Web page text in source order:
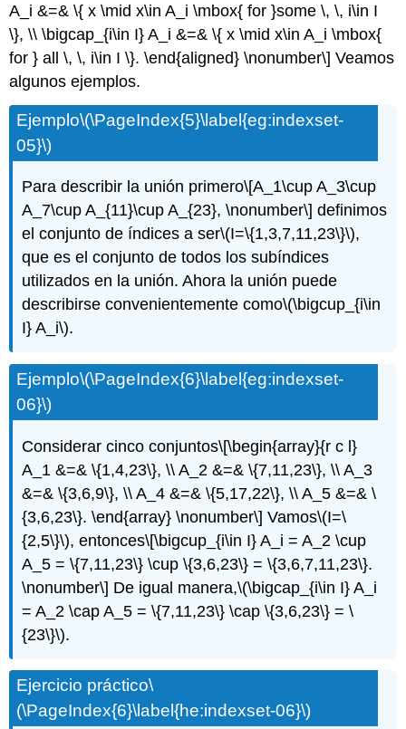
A_i &=& \{ x \mid x\in A_i \mbox{ for }some \, \, i\in I
\}, \\ \bigcap_{i\in I} A_i &=& \{ x \mid x\in A_i \mbox{
for } all \, \, i\in I \}. \end{aligned} \nonumber\] Veamos
algunos ejemplos.
Ejemplo\(\PageIndex{5}\label{eg:indexset-
05}\)
Para describir la unión primero\[A_1\cup A_3\cup
A_7\cup A_{11}\cup A_{23}, \nonumber\] definimos
el conjunto de índices a ser\(I=\{1,3,7,11,23\}\),
que es el conjunto de todos los subíndices
utilizados en la unión. Ahora la unión puede
describirse convenientemente como\(\bigcup_{i\in
I} A_i\).
Ejemplo\(\PageIndex{6}\label{eg:indexset-
06}\)
Considerar cinco conjuntos\[\begin{array}{r c l}
A_1 &=& \{1,4,23\}, \\ A_2 &=& \{7,11,23\}, \\ A_3
&=& \{3,6,9\}, \\ A_4 &=& \{5,17,22\}, \\ A_5 &=& \
{3,6,23\}. \end{array} \nonumber\] Vamos\(I=\
{2,5\}\), entonces\[\bigcup_{i\in I} A_i = A_2 \cup
A_5 = \{7,11,23\} \cup \{3,6,23\} = \{3,6,7,11,23\}.
\nonumber\] De igual manera,\(\bigcap_{i\in I} A_i
= A_2 \cap A_5 = \{7,11,23\} \cap \{3,6,23\} = \
{23\}\).
Ejercicio práctico\
(\PageIndex{6}\label{he:indexset-06}\)